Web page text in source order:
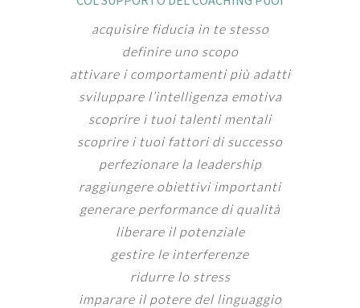
acquisire fiducia in te stesso
definire uno scopo
attivare i comportamenti più adatti
sviluppare l’intelligenza emotiva
scoprire i tuoi talenti mentali
scoprire i tuoi fattori di successo
perfezionare la leadership
raggiungere obiettivi importanti
generare performance di qualità
liberare il potenziale
gestire le interferenze
ridurre lo stress
imparare il potere del linguaggio